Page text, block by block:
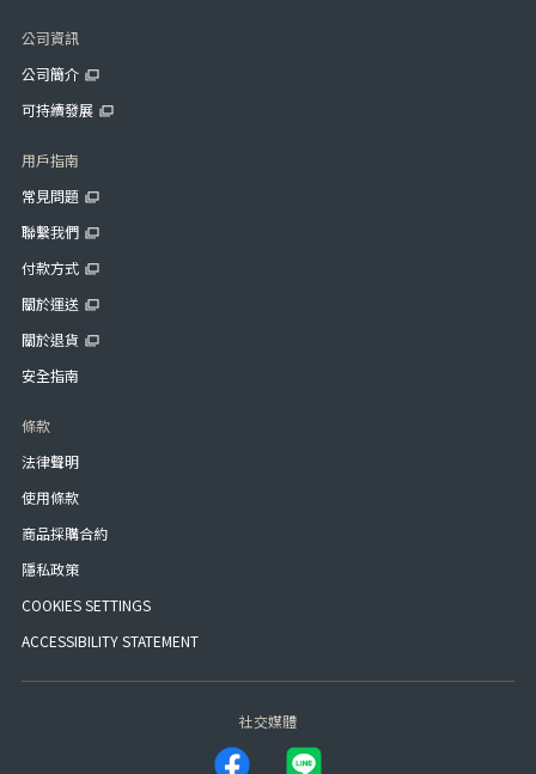
公司資訊
公司簡介
可持續發展
用戶指南
常見問題
聯繫我們
付款方式
關於運送
關於退貨
安全指南
條款
法律聲明
使用條款
商品採購合約
隱私政策
COOKIES SETTINGS
ACCESSIBILITY STATEMENT
社交媒體